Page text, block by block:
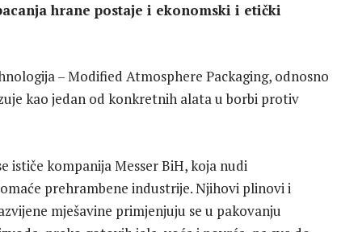
hrane postaje i ekonomski i etički
– Modified Atmosphere Packaging, odnosno
kao jedan od konkretnih alata u borbi protiv
ističe kompanija Messer BiH, koja nudi
prehrambene industrije. Njihovi plinovi i
mješavine primjenjuju se u pakovanju